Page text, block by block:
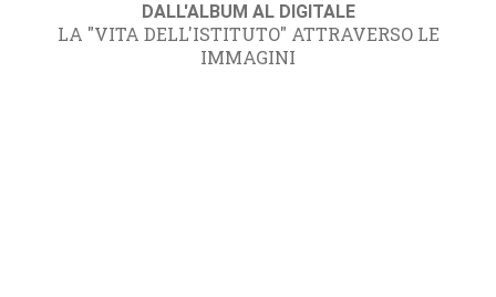
DALL'ALBUM AL DIGITALE
LA "VITA DELL'ISTITUTO" ATTRAVERSO LE
IMMAGINI